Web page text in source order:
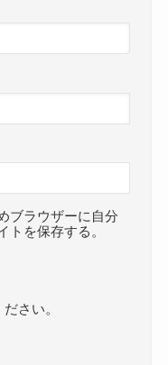
ブラウザーに自分
トを保存する。
さい。